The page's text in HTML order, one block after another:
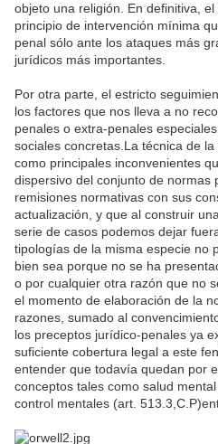
objeto una religión. En definitiva,
principio de intervención mínima
penal sólo ante los ataques más
jurídicos más importantes.
Por otra parte, el estricto
los factores que nos lleva a no
penales o extra-penales
sociales concretas.La técnica de
como principales inconvenientes
dispersivo del conjunto de normas
remisiones normativas con sus
actualización, y que al construir
serie de casos podemos dejar
tipologías de la misma especie no
bien sea porque no se ha
o por cualquier otra razón que no
el momento de elaboración de la
razones, sumado al
los preceptos jurídico-penales ya
suficiente cobertura legal a este
entender que todavía quedan por
conceptos tales como salud
control mentales (art.